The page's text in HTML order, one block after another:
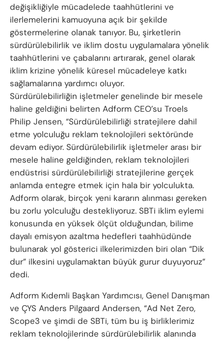
değişikliğiyle mücadelede taahhütlerini ve
ilerlemelerini kamuoyuna açık bir şekilde
göstermelerine olanak tanıyor. Bu, şirketlerin
sürdürülebilirlik ve iklim dostu uygulamalara yönelik
taahhütlerini ve çabalarını artırarak, genel olarak
iklim krizine yönelik küresel mücadeleye katkı
sağlamalarına yardımcı oluyor.
Sürdürülebilirliğin işletmeler genelinde bir mesele
haline geldiğini belirten Adform CEO’su Troels
Philip Jensen, “Sürdürülebilirliği stratejilere dahil
etme yolculuğu reklam teknolojileri sektöründe
devam ediyor. Sürdürülebilirlik işletmeler arası bir
mesele haline geldiğinden, reklam teknolojileri
endüstrisi sürdürülebilirliği stratejilerine gerçek
anlamda entegre etmek için hala bir yolculukta.
Adform olarak, birçok yeni kararın alınması gereken
bu zorlu yolculuğu destekliyoruz. SBTi iklim eylemi
konusunda en yüksek ölçüt olduğundan, bilime
dayalı emisyon azaltma hedefleri taahhüdünde
bulunarak yol gösterici ilkelerimizden biri olan “Dik
dur” ilkesini uygulamaktan büyük gurur duyuyoruz”
dedi.
Adform Kıdemli Başkan Yardımcısı, Genel Danışman
ve ÇYS Anders Pilgaard Andersen, “Ad Net Zero,
Scope3 ve şimdi de SBTi, tüm bu iş birliklerimiz
reklam teknolojilerinde sürdürülebilirlik alanında